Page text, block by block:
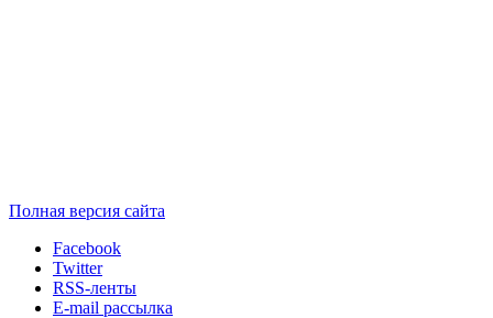
Полная версия сайта
Facebook
Twitter
RSS-ленты
E-mail рассылка